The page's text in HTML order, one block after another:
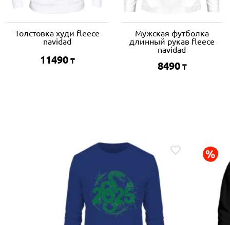
Толстовка худи fleece
navidad
11490 ₸
Мужская футболка
длинный рукав fleece
navidad
8490 ₸